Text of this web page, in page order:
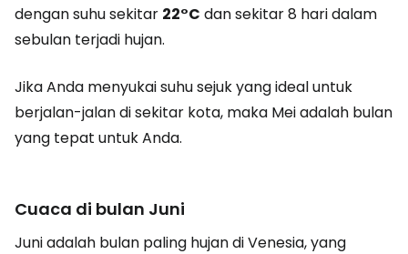
dengan suhu sekitar 22°C dan sekitar 8 hari dalam
sebulan terjadi hujan.
Jika Anda menyukai suhu sejuk yang ideal untuk
berjalan-jalan di sekitar kota, maka Mei adalah bulan
yang tepat untuk Anda.
Cuaca di bulan Juni
Juni adalah bulan paling hujan di Venesia, yang